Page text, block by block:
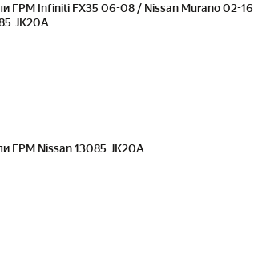
ГРМ Infiniti FX35 06-08 / Nissan Murano 02-16
JK20A
ГРМ Nissan 13085-JK20A